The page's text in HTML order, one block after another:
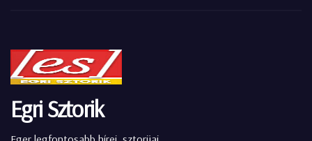
Egri Sztorik